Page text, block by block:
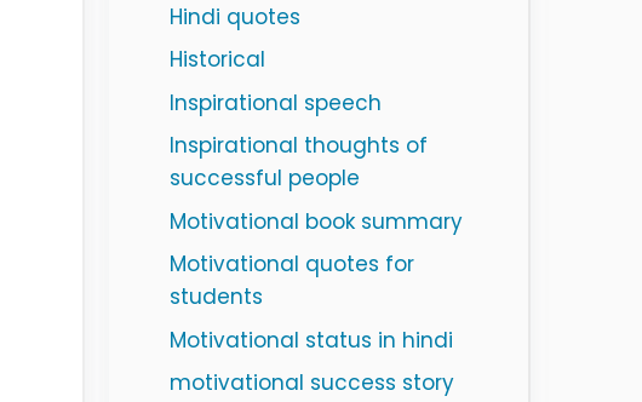
Hindi quotes
Historical
Inspirational speech
Inspirational thoughts of
successful people
Motivational book summary
Motivational quotes for
students
Motivational status in hindi
motivational success story